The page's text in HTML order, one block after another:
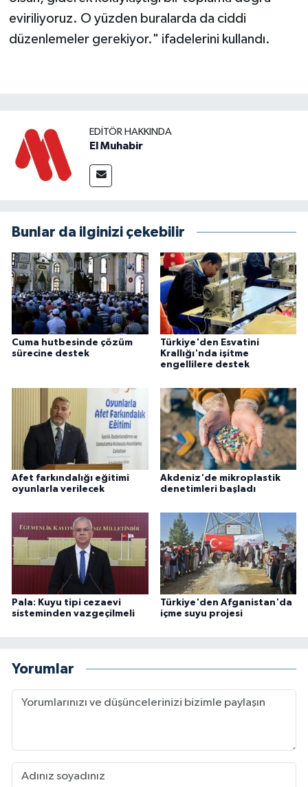
eviriliyoruz. O yüzden buralarda da ciddi
düzenlemeler gerekiyor." ifadelerini kullandı.
EDITÖR HAKKINDA
El Muhabir
Bunlar da ilginizi çekebilir
Cuma hutbesinde çözüm
sürecine destek
Türkiye'den Esvatini
Krallığı'nda işitme
engellilere destek
Afet farkındalığı eğitimi
oyunlarla verilecek
Akdeniz'de mikroplastik
denetimleri başladı
Pala: Kuyu tipi cezaevi
sisteminden vazgeçilmeli
Türkiye'den Afganistan'da
içme suyu projesi
Yorumlar